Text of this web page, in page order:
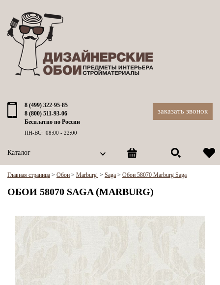
8 (499) 322-95-85
8 (800) 511-93-06
Бесплатно по России
ПН-ВС: 08:00 - 22:00
заказать звонок
Каталог
Главная страница > Обои > Marburg > Saga > Обои 58070 Marburg Saga
ОБОИ 58070 SAGA (MARBURG)